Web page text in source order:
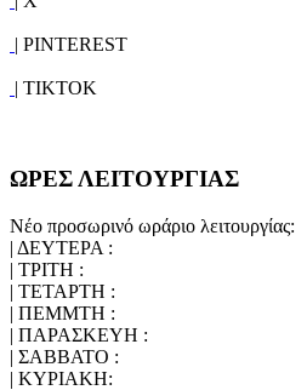
| PINTEREST
| TIKTOK
ΩΡΕΣ ΛΕΙΤΟΥΡΓΙΑΣ
Νέο προσωρινό ωράριο λειτουργίας:
| ΔΕΥΤΕΡΑ :
| ΤΡΙΤΗ :
| ΤΕΤΑΡΤΗ :
| ΠΕΜΜΤΗ :
| ΠΑΡΑΣΚΕΥΗ :
| ΣΑΒΒΑΤΟ :
| ΚΥΡΙΑΚΗ: